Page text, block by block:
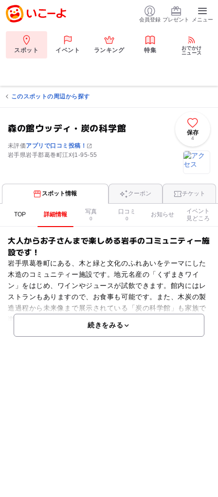
会員登録 プレゼント メニュー
スポット イベント ランキング 特集
おでかけ
ニュース
このスポットの周辺から探す
森の館ウッディ・炭の科学館
未評価アプリで口コミ投稿！
岩手県岩手郡葛巻町江刈1-95-55
保存
4
スポット情報 クーポン チケット
TOP 詳細情報 写真
0
口コミ
0
お知らせ
イベント
見どころ
大人からお子さんまで楽しめる岩手のコミュニティー施
設です！
岩手県葛巻町にある、木と緑と文化のふれあいをテーマにした
木造のコミュニティー施設です。地元名産の「くずまきワイ
ン」をはじめ、ワインやジュースが試飲できます。館内にはレ
ストランもありますので、お食事も可能です。また、木炭の製
造過程から未来像まで展示されている「炭の科学館」も家族で
楽
続きをみる